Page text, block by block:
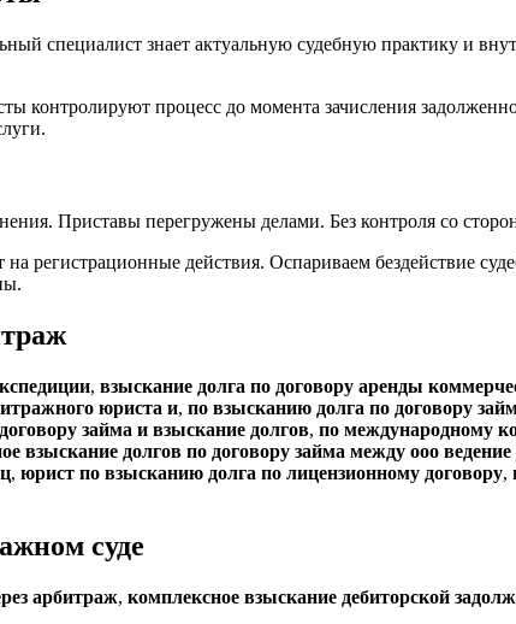
специалист знает актуальную судебную практику и
процесс до момента зачисления
Приставы перегружены делами. Без контроля со
действия. Оспариваем бездействие
, взыскание долга по договору аренды
юриста и, по взысканию долга по договору
займа и взыскание долгов, по международному
взыскание долгов по договору займа между ооо ведение
, юрист по взысканию долга по лицензионному договору,
суде
арбитраж, комплексное взыскание дебиторской